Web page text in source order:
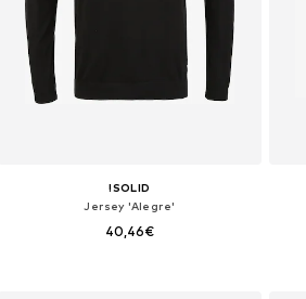
!SOLID
Jersey 'Alegre'
40,46€